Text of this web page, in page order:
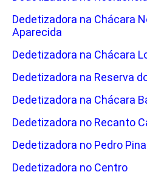
Dedetizadora na Chácara
Aparecida
Dedetizadora na Chácara
Dedetizadora na Reserva
Dedetizadora na Chácara
Dedetizadora no Recanto
Dedetizadora no Pedro Pina
Dedetizadora no Centro